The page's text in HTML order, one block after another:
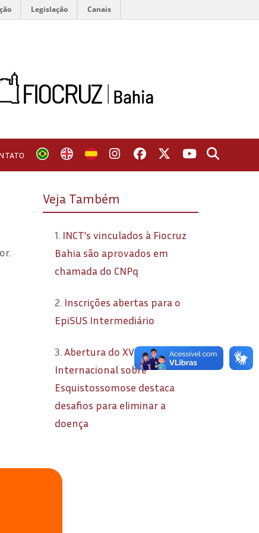
Legislação Canais
Veja Também
1. INCT’s vinculados à Fiocruz
Bahia são aprovados em
chamada do CNPq
2. Inscrições abertas para o
EpiSUS Intermediário
3.Abertura do XVII Simpósio
Internacional sobre
Esquistossomose destaca
desafios para eliminar a
doença